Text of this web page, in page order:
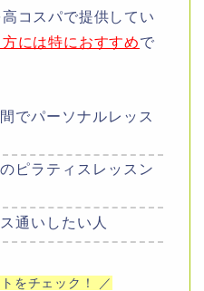
コスパで提供してい
には特におすすめで
でパーソナルレッス
ピラティスレッスン
通いしたい人
をチェック！ ／